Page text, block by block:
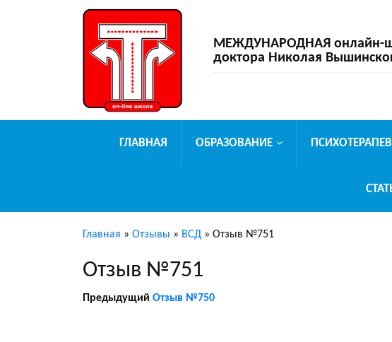
МЕЖДУНАРОДНАЯ онлайн-
доктора Николая
ГЛАВНАЯ ОБРАЗОВАНИЕ
Главная » Отзывы » ВСД » Отзыв №751
Отзыв №751
Предыдущий Отзыв №750